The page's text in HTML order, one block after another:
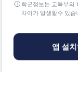
학군정보는 교육부의
차이가 발생할수 있습
앱 설